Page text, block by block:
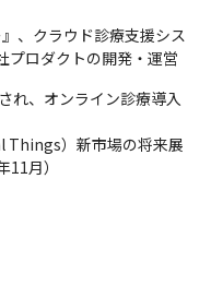
、クラウド診療支援シス
プロダクトの開発・運営
れ、オンライン診療導入
）新市場の将来展
月）